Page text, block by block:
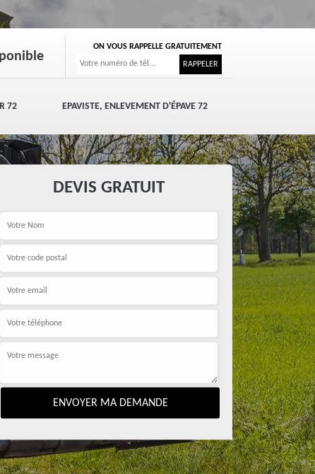
72 EPAVISTE, ENLEVEMENT D'ÉPAVE 72
ON VOUS RAPPELLE GRATUITEMENT
DEVIS GRATUIT